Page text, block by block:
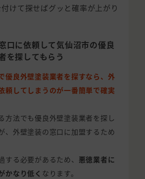
けて探せばグッと確率が上がり
口に依頼して気仙沼市の優良
を探してもらう
優良外壁塗装業者を探すなら、外
頼してしまうのが一番簡単で確実
方法でも優良外壁塗装業者を探し
、外壁塗装の窓口に加盟するため
する必要があるため、 悪徳業者に
かなり低く なります。